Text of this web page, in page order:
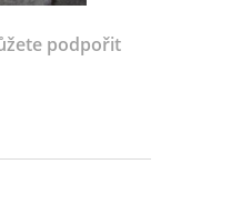
podpořit